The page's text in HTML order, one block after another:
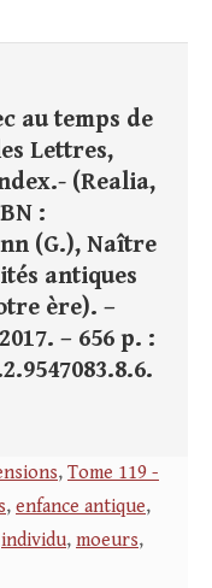
au temps de
Lettres,
(Realia,
:
(G.), Naître
antiques
ère). –
– 656 p. :
, Tome 119 -
, enfance antique,
individu, moeurs,